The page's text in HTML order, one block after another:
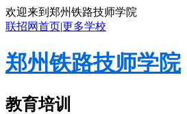
欢迎来到郑州铁路技师学院
联招网首页|更多学校
郑州铁路技师学院
教育培训